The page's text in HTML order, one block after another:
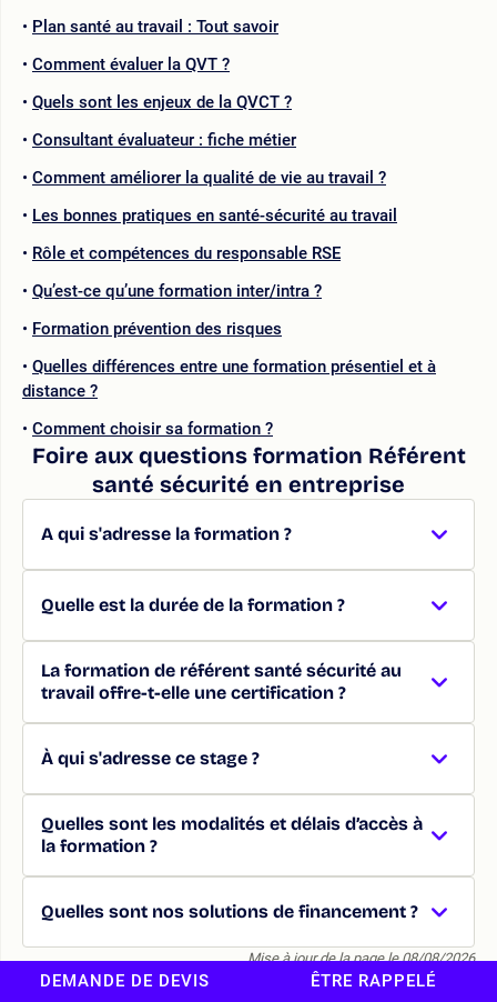
Plan santé au travail : Tout savoir
Comment évaluer la QVT ?
Quels sont les enjeux de la QVCT ?
Consultant évaluateur : fiche métier
Comment améliorer la qualité de vie au travail ?
Les bonnes pratiques en santé-sécurité au travail
Rôle et compétences du responsable RSE
Qu’est-ce qu’une formation inter/intra ?
Formation prévention des risques
Quelles différences entre une formation présentiel et à
distance ?
Comment choisir sa formation ?
Foire aux questions formation Référent
santé sécurité en entreprise
A qui s'adresse la formation ?
Quelle est la durée de la formation ?
La formation de référent santé sécurité au
travail offre-t-elle une certification ?
À qui s'adresse ce stage ?
Quelles sont les modalités et délais d’accès à
la formation ?
Quelles sont nos solutions de financement ?
Mise à jour de la page le 08/08/2026
DEMANDE DE DEVIS ÊTRE RAPPELÉ